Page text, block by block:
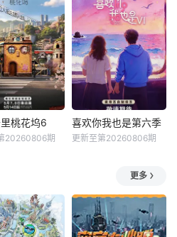
桃花坞6
20260806期
喜欢你我也是第六季
更新至第20260806期
更多